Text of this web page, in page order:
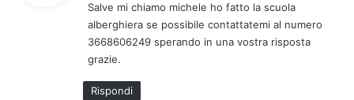
e
t
t
Salve mi chiamo michele ho fatto la scuola
alberghiera se possibile contattatemi al numero
3668606249 sperando in una vostra risposta
grazie.
Rispondi